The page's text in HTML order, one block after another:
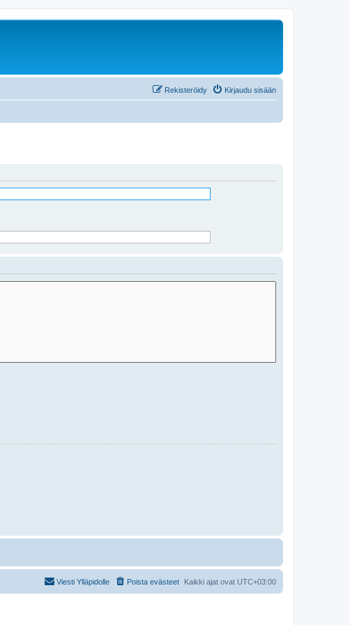
Kirjaudu sisään
Rekisteröidy
Kaikki ajat ovat UTC+03:00
Poista evästeet
Viesti Ylläpidolle